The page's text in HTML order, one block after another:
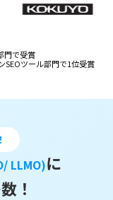
門で受賞
SEOツール部門で1位受賞
LLMO)に
！